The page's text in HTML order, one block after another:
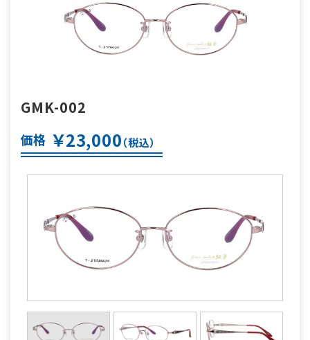
GMK-002
価格 ￥23,000（税込）